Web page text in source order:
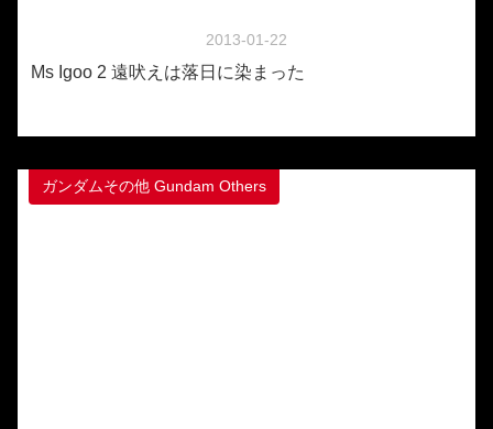
2013-01-22
Ms Igoo 2 遠吠えは落日に染まった
ガンダムその他 Gundam Others